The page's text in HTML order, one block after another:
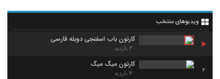
ویدیوهای منتخب
کارتون باب اسفنجی دوبله فارسی
۳۰ بازدید
2
کارتون میگ میگ
۳۰ بازدید